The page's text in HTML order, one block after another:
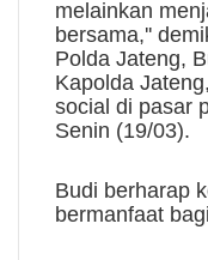
melainkan
bersama,''
Polda Jateng,
Kapolda
social di pasar
Senin (19/03).
Budi berharap
bermanfaat